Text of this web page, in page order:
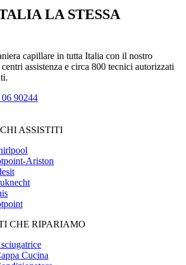
LA STESSA
capillare in tutta Italia con il nostro
assistenza e circa 800 tecnici autorizzati
90244
ASSISTITI
Ariston
CHE RIPARIAMO
Cucina